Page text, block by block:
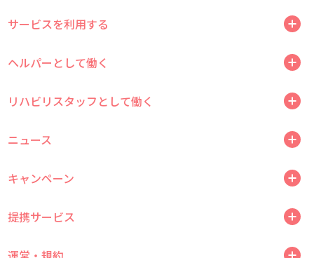
サービスを利用する
ヘルパーとして働く
リハビリスタッフとして働く
ニュース
キャンペーン
提携サービス